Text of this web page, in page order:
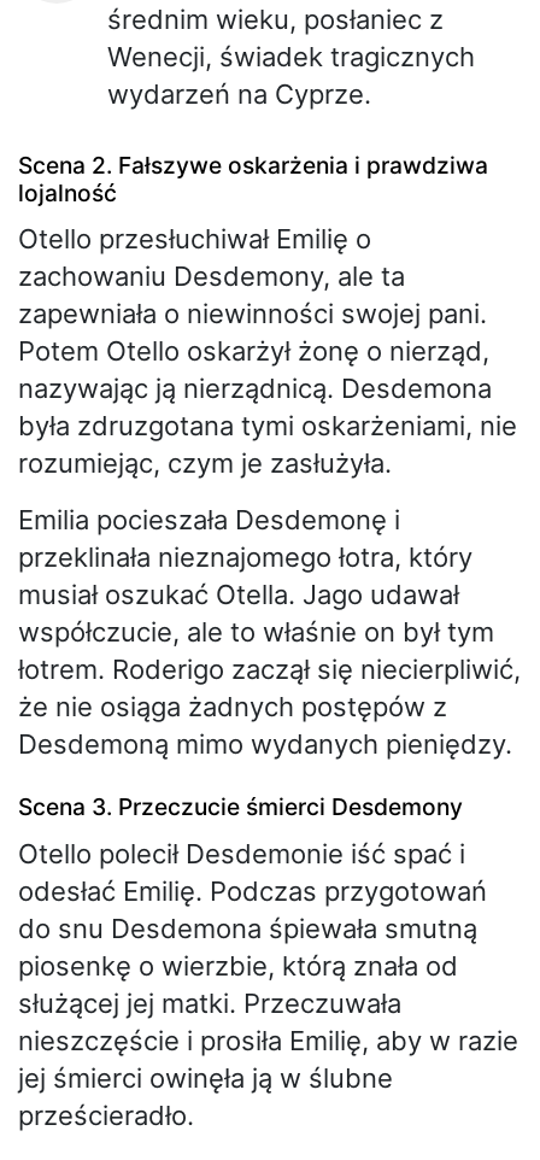
średnim wieku, posłaniec z
Wenecji, świadek tragicznych
wydarzeń na Cyprze.
Scena 2. Fałszywe oskarżenia i prawdziwa
lojalność
Otello przesłuchiwał Emilię o
zachowaniu Desdemony, ale ta
zapewniała o niewinności swojej pani.
Potem Otello oskarżył żonę o nierząd,
nazywając ją nierządnicą. Desdemona
była zdruzgotana tymi oskarżeniami, nie
rozumiejąc, czym je zasłużyła.
Emilia pocieszała Desdemonę i
przeklinała nieznajomego łotra, który
musiał oszukać Otella. Jago udawał
współczucie, ale to właśnie on był tym
łotrem. Roderigo zaczął się niecierpliwić,
że nie osiąga żadnych postępów z
Desdemoną mimo wydanych pieniędzy.
Scena 3. Przeczucie śmierci Desdemony
Otello polecił Desdemonie iść spać i
odesłać Emilię. Podczas przygotowań
do snu Desdemona śpiewała smutną
piosenkę o wierzbie, którą znała od
służącej jej matki. Przeczuwała
nieszczęście i prosiła Emilię, aby w razie
jej śmierci owinęła ją w ślubne
prześcieradło.